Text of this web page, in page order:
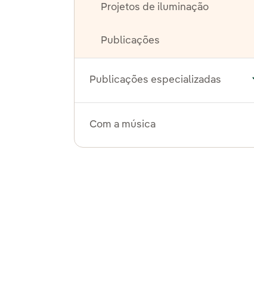
Projetos de iluminação
Publicações
Publicações especializadas
Com a música